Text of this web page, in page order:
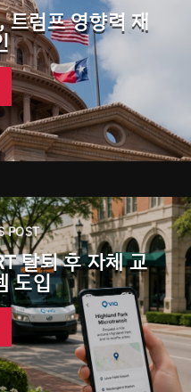
트럼프 영향력 재
POST
탈퇴 후 자체 교
도입